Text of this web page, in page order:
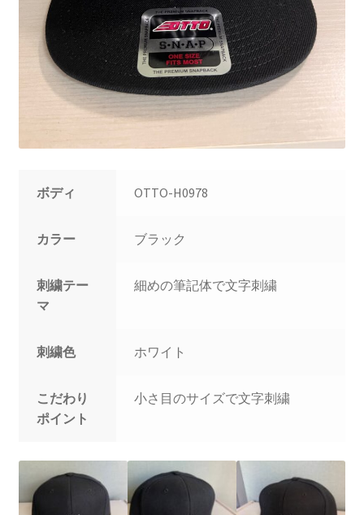
ボディ OTTO-H0978
カラー ブラック
刺繍テー
マ
細めの筆記体で文字刺繍
刺繍色 ホワイト
こだわり
ポイント
小さ目のサイズで文字刺繍